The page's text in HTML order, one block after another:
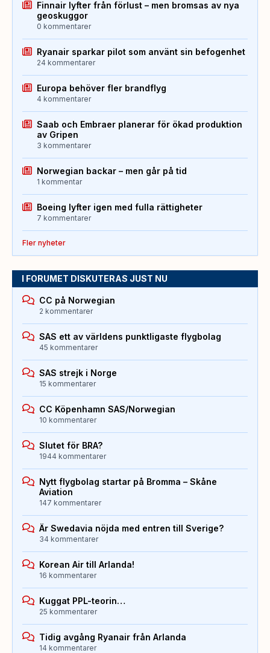
Finnair lyfter från förlust – men bromsas av nya
geoskuggor
0 kommentarer
Ryanair sparkar pilot som använt sin befogenhet
24 kommentarer
Europa behöver fler brandflyg
4 kommentarer
Saab och Embraer planerar för ökad produktion
av Gripen
3 kommentarer
Norwegian backar – men går på tid
1 kommentar
Boeing lyfter igen med fulla rättigheter
7 kommentarer
Fler nyheter
I FORUMET DISKUTERAS JUST NU
CC på Norwegian
2 kommentarer
SAS ett av världens punktligaste flygbolag
45 kommentarer
SAS strejk i Norge
15 kommentarer
CC Köpenhamn SAS/Norwegian
10 kommentarer
Slutet för BRA?
1944 kommentarer
Nytt flygbolag startar på Bromma – Skåne
Aviation
147 kommentarer
Är Swedavia nöjda med entren till Sverige?
34 kommentarer
Korean Air till Arlanda!
16 kommentarer
Kuggat PPL-teorin…
25 kommentarer
Tidig avgång Ryanair från Arlanda
14 kommentarer